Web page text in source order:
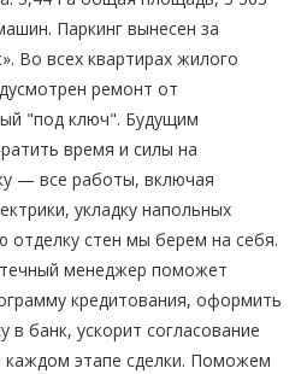
Паркинг вынесен за
Во всех квартирах жилого
ремонт от
"под ключ". Будущим
время и силы на
— все работы, включая
укладку напольных
отделку стен мы берем на себя.
менеджер поможет
кредитования, оформить
в банк, ускорит согласование
каждом этапе сделки. Поможем